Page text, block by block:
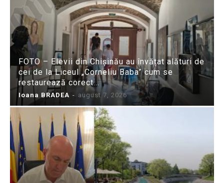
FOTO – Elevii din Chișinău au învățat alături de
cei de la Liceul „Corneliu Baba” cum se
restaurează corect...
Ioana BRADEA - august 7, 2026